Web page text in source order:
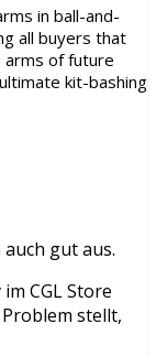
in ball-and-
all buyers that
arms of future
kit-bashing
auch gut aus.
CGL Store
stellt,